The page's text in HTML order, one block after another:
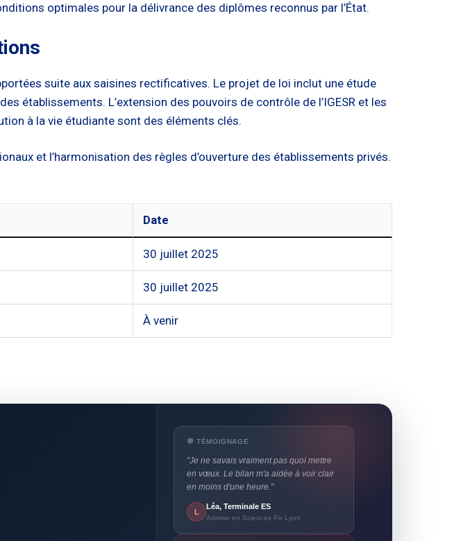
optimales pour la délivrance des diplômes reconnus par l’État.
suite aux saisines rectificatives. Le projet de loi inclut une étude
établissements. L’extension des pouvoirs de contrôle de l’IGESR et les
à la vie étudiante sont des éléments clés.
et l’harmonisation des règles d’ouverture des établissements privés.
Date
30 juillet 2025
30 juillet 2025
À venir
💬 TÉMOIGNAGE
"Je ne savais vraiment pas quoi mettre
en vœux. Le bilan m'a aidée à voir clair
en moins d'une heure."
L
Léa, Terminale ES
Admise en Sciences Po Lyon